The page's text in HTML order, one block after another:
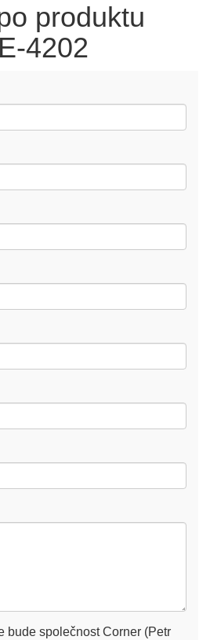
produktu
4202
bude společnost Corner (Petr